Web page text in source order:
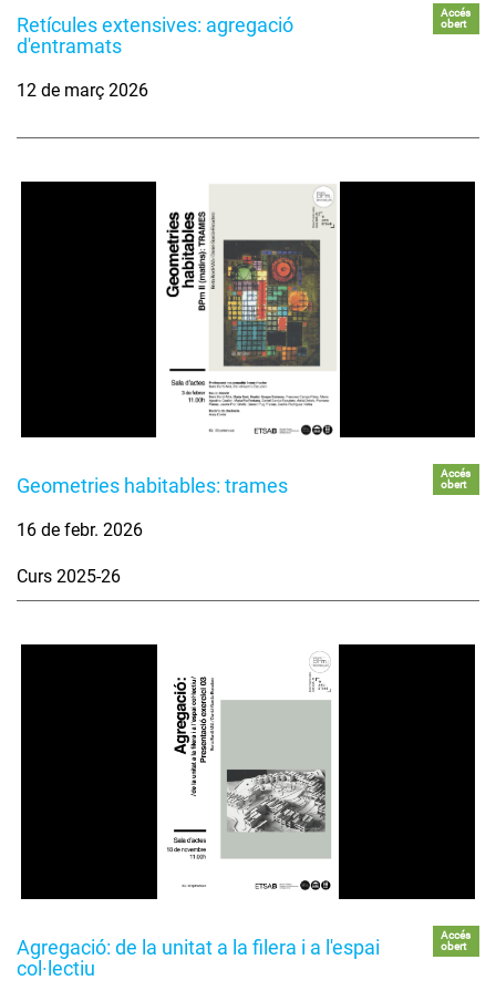
Retícules extensives: agregació
d'entramats
Accés
obert
12 de març 2026
Geometries habitables: trames
Accés
obert
16 de febr. 2026
Curs 2025-26
Agregació: de la unitat a la filera i a l'espai
col·lectiu
Accés
obert